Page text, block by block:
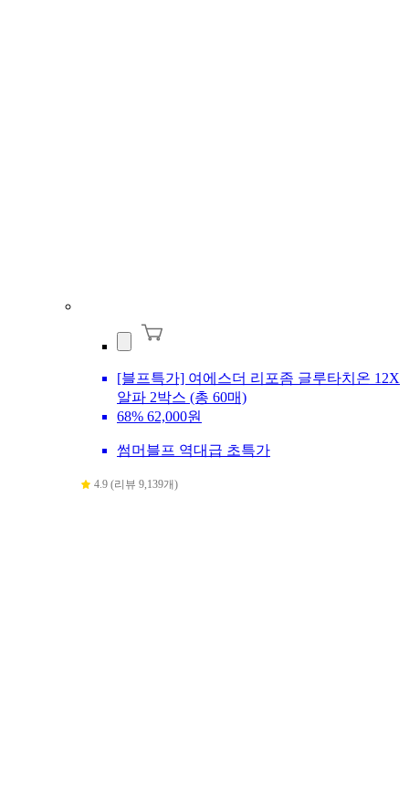
[블프특가] 여에스더 리포좀 글루타치온 12X
알파 2박스 (총 60매)
68% 62,000원
썸머블프 역대급 초특가
4.9 (리뷰 9,139개)